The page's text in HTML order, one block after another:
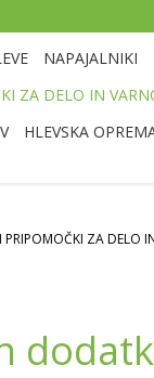
NAPAJALNIKI
ZA DELO IN
HLEVSKA
PRIPOMOČKI ZA DELO